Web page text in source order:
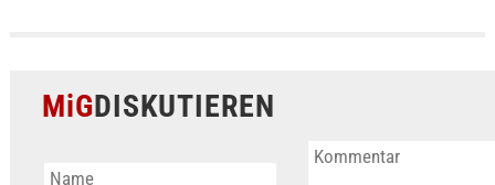
MiGDISKUTIEREN